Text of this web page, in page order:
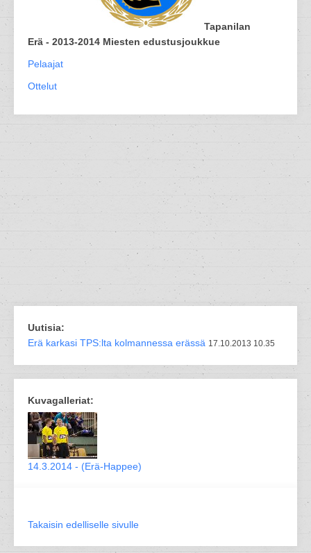
Tapanilan
Erä - 2013-2014 Miesten edustusjoukkue
Pelaajat
Ottelut
Uutisia:
Erä karkasi TPS:lta kolmannessa erässä 17.10.2013 10.35
Kuvagalleriat:
14.3.2014 - (Erä-Happee)
Takaisin edelliselle sivulle